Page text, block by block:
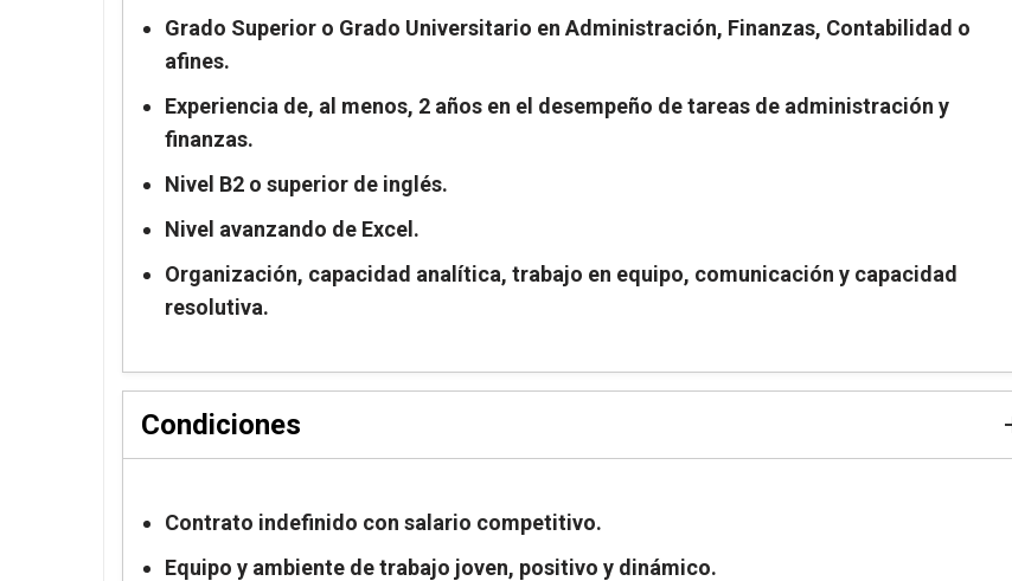
Grado Superior o Grado Universitario en Administración, Finanzas, Contabilidad o
afines.
Experiencia de, al menos, 2 años en el desempeño de tareas de administración y
finanzas.
Nivel B2 o superior de inglés.
Nivel avanzando de Excel.
Organización, capacidad analítica, trabajo en equipo, comunicación y capacidad
resolutiva.
Condiciones
Contrato indefinido con salario competitivo.
Equipo y ambiente de trabajo joven, positivo y dinámico.